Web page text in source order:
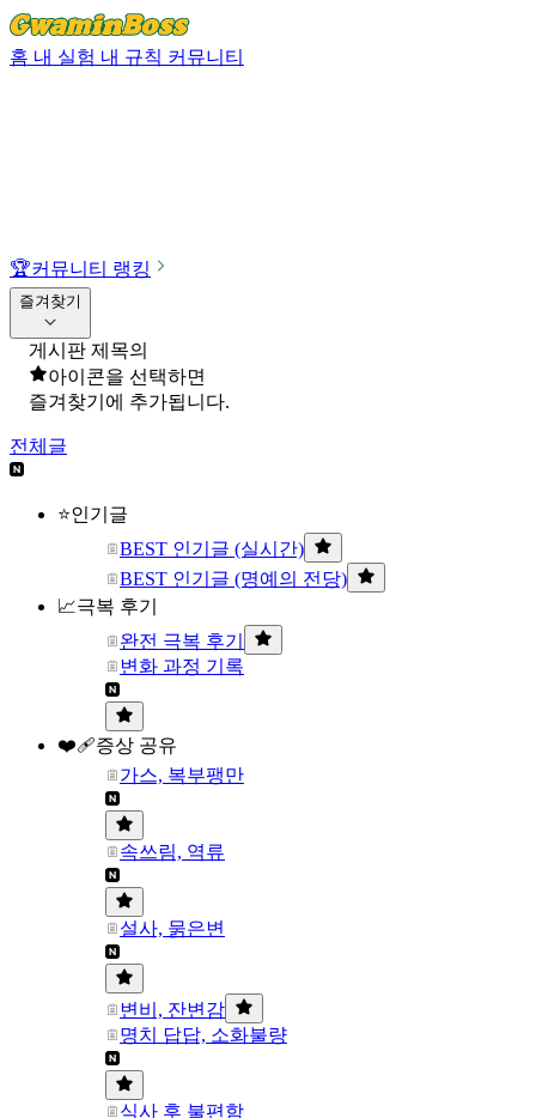
홈 내 실험 내 규칙 커뮤니티
🏆커뮤니티 랭킹
즐겨찾기
게시판 제목의
아이콘을 선택하면
즐겨찾기에 추가됩니다.
전체글
⭐인기글
BEST 인기글 (실시간)
BEST 인기글 (명예의 전당)
📈극복 후기
완전 극복 후기
변화 과정 기록
❤️‍🩹증상 공유
가스, 복부팽만
속쓰림, 역류
설사, 묽은변
변비, 잔변감
명치 답답, 소화불량
식사 후 불편함